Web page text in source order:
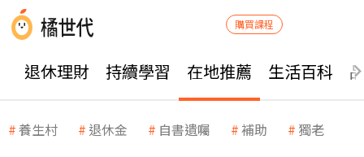
購買課程
退休理財 持續學習 在地推薦 生活百科
養生村 退休金 自書遺囑 補助 獨老